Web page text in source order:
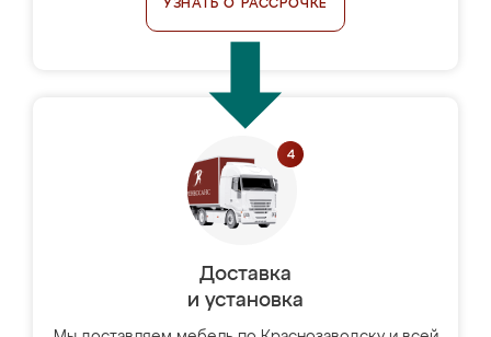
УЗНАТЬ О РАССРОЧКЕ
Доставка
и установка